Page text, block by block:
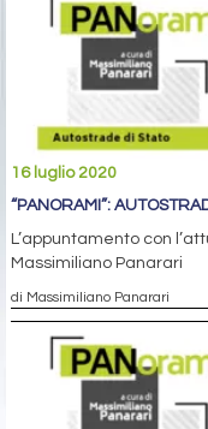
16 luglio 2020
“PANORAMI”:
L’appuntamento con
Massimiliano Panarari
di Massimiliano Panarari